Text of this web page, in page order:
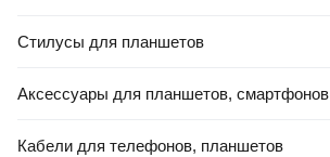
Стилусы для планшетов
Аксессуары для планшетов, смартфонов
Кабели для телефонов, планшетов